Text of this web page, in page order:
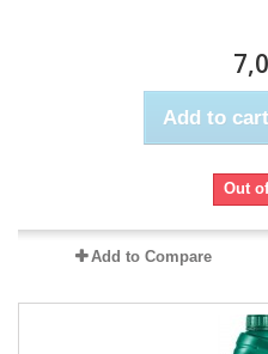
Add to cart
Out
Add to Compare